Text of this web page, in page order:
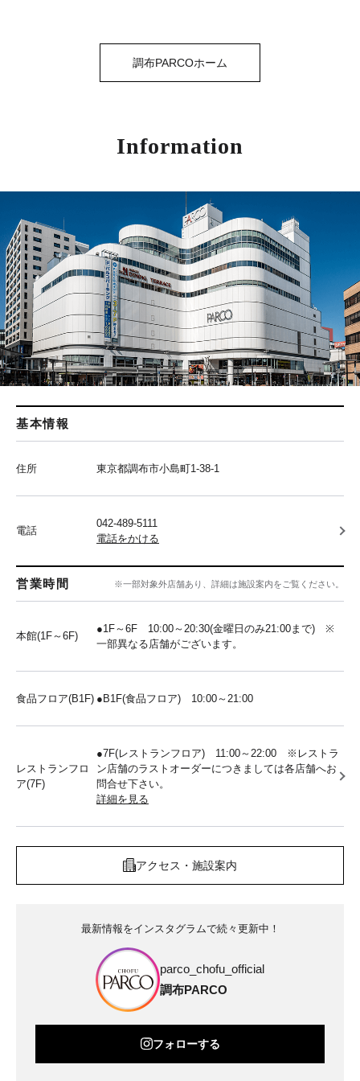
調布PARCOホーム
Information
基本情報
住所 東京都調布市小島町1-38-1
電話
042-489-5111
電話をかける
営業時間 ※一部対象外店舗あり、詳細は施設案内をご覧ください。
本館(1F～6F)
●1F～6F 10:00～20:30(金曜日のみ21:00まで) ※
一部異なる店舗がございます。
食品フロア(B1F) ●B1F(食品フロア) 10:00～21:00
レストランフロ
ア(7F)
●7F(レストランフロア) 11:00～22:00 ※レストラ
ン店舗のラストオーダーにつきましては各店舗へお
問合せ下さい。
詳細を見る
アクセス・施設案内
最新情報をインスタグラムで続々更新中！
parco_chofu_official
調布PARCO
フォローする